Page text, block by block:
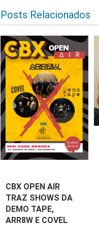
Posts Relacionados
CBX OPEN AIR
TRAZ SHOWS DA
DEMO TAPE,
ARR8W E COVEL